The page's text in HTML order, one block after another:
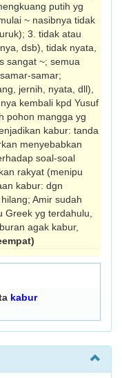
putih yg
~ nasibnya tidak
3. tidak atau
dsb), tidak nyata,
sangat ~; semua
samar;
jernih, nyata, dll),
kembali kpd Yusuf
pohon mangga yg
kabur: tanda
menyebabkan
soal-soal
rakyat (menipu
kabur: dgn
Amir sudah
Greek yg terdahulu,
agak kabur,
kabur